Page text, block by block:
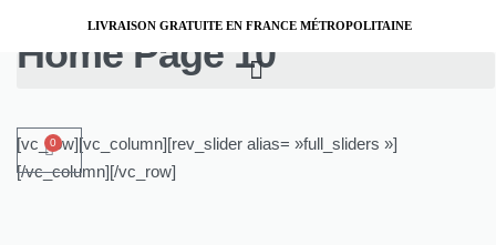
LIVRAISON GRATUITE EN FRANCE MÉTROPOLITAINE
0
Home Page 10
[vc_row][vc_column][rev_slider alias= »full_sliders »]
[/vc_column][/vc_row]